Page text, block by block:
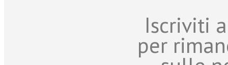
Iscriviti
per